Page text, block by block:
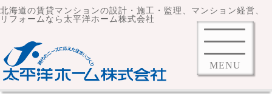
北海道の賃貸マンションの設計・施工・監理、マンション経営、
リフォームなら太平洋ホーム株式会社
MENU